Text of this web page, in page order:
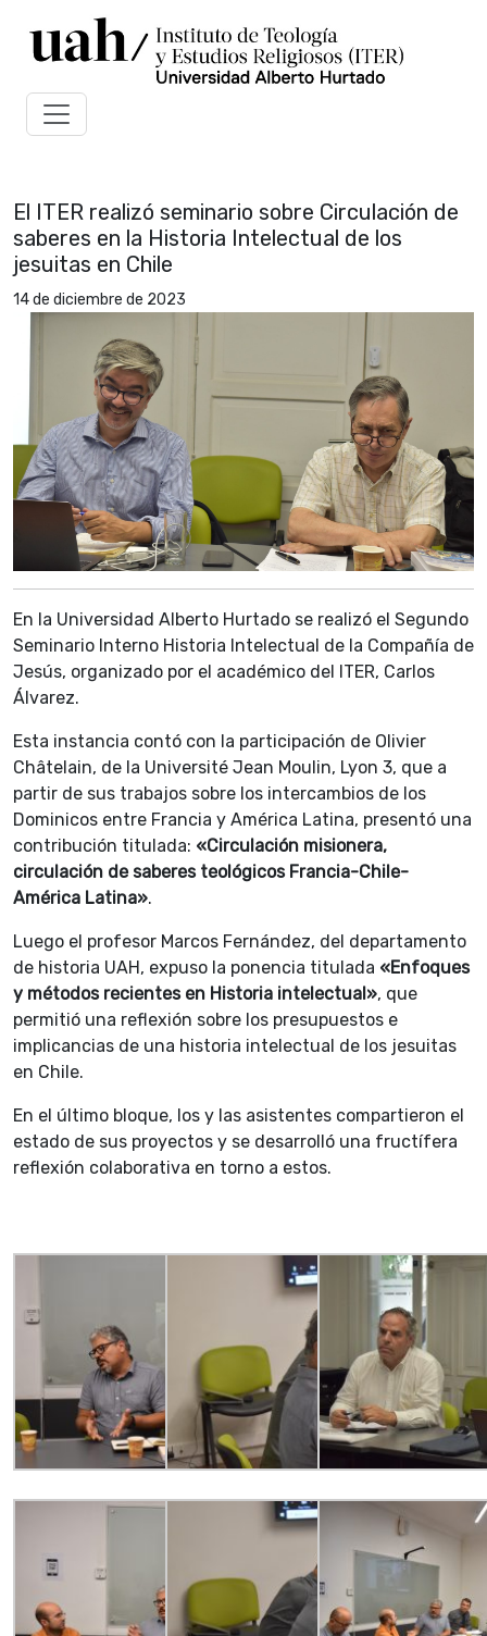
El ITER realizó seminario sobre Circulación de
saberes en la Historia Intelectual de los
jesuitas en Chile
14 de diciembre de 2023
En la Universidad Alberto Hurtado se realizó el Segundo
Seminario Interno Historia Intelectual de la Compañía de
Jesús, organizado por el académico del ITER, Carlos
Álvarez.
Esta instancia contó con la participación de Olivier
Châtelain, de la Université Jean Moulin, Lyon 3, que a
partir de sus trabajos sobre los intercambios de los
Dominicos entre Francia y América Latina, presentó una
contribución titulada: «Circulación misionera,
circulación de saberes teológicos Francia-Chile-
América Latina».
Luego el profesor Marcos Fernández, del departamento
de historia UAH, expuso la ponencia titulada «Enfoques
y métodos recientes en Historia intelectual», que
permitió una reflexión sobre los presupuestos e
implicancias de una historia intelectual de los jesuitas
en Chile.
En el último bloque, los y las asistentes compartieron el
estado de sus proyectos y se desarrolló una fructífera
reflexión colaborativa en torno a estos.